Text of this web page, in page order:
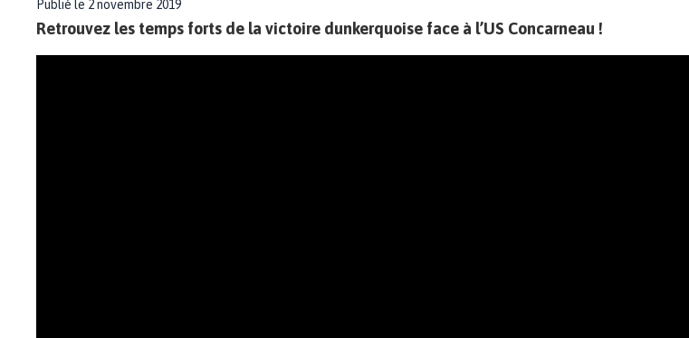
Publié le 2 novembre 2019
Retrouvez les temps forts de la victoire dunkerquoise face à l’US Concarneau !